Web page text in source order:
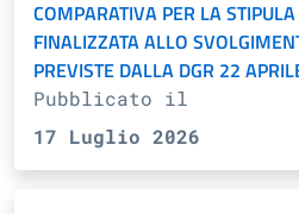
COMPARATIVA PER LA
FINALIZZATA ALLO
PREVISTE DALLA DGR 22
Pubblicato il
17 Luglio 2026